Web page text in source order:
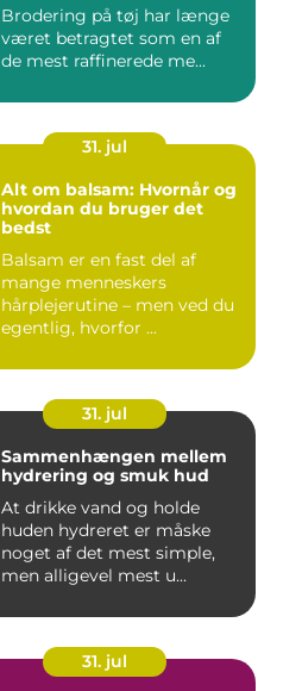
Brodering på tøj har længe
været betragtet som en af
de mest raffinerede me...
31. jul
Alt om balsam: Hvornår og
hvordan du bruger det
bedst
Balsam er en fast del af
mange menneskers
hårplejerutine – men ved du
egentlig, hvorfor ...
31. jul
Sammenhængen mellem
hydrering og smuk hud
At drikke vand og holde
huden hydreret er måske
noget af det mest simple,
men alligevel mest u...
31. jul